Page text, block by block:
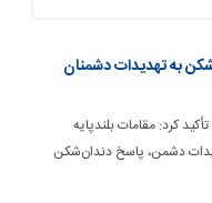
به تهدیدات دشمنان
کرد: مقامات بلندپایه
دشمن، پاسخ دندان‌شکن